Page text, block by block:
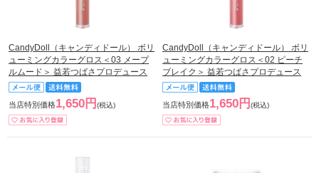
CandyDoll（キャンディドール） ボリ
ューミングカラーグロス＜03 メープ
ルムード＞ 益若つばさプロデュース
当店特別価格1,650円 (税込)
CandyDoll（キャンディドール） ボリ
ューミングカラーグロス＜02 ピーチ
ブレイク＞ 益若つばさプロデュース
当店特別価格1,650円 (税込)